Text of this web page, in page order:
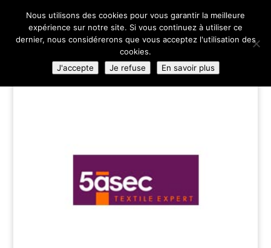
02 35 84 83 00
Nous utilisons des cookies pour vous garantir la meilleure
expérience sur notre site. Si vous continuez à utiliser ce
dernier, nous considérerons que vous acceptez l'utilisation des
cookies.
J'accepte
Je refuse En savoir plus